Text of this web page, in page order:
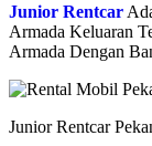
Junior Rentcar
Armada Keluaran
Armada Dengan
Junior Rentcar